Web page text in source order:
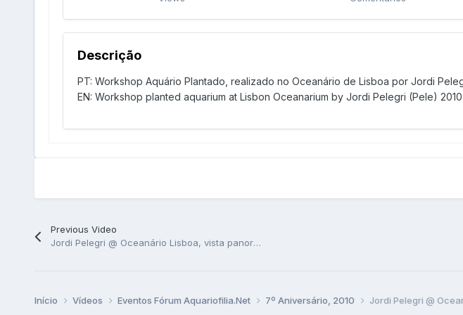
Descrição
PT: Workshop Aquário Plantado, realizado no Oceanário de Lisboa por Jordi
EN: Workshop planted aquarium at Lisbon Oceanarium by Jordi Pelegri (Pele)
Previous Video
Jordi Pelegri @ Oceanário Lisboa, vista panorâmica
Início Vídeos Eventos Fórum Aquariofilia.Net 7º Aniversário, 2010 Jordi Pelegri @